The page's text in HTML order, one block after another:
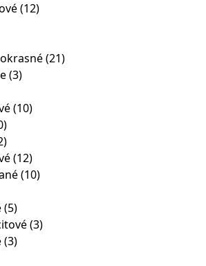
(12)
(21)
(3)
(10)
(12)
(10)
(5)
(3)
(3)